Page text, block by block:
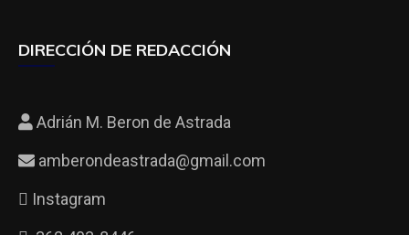
DIRECCIÓN DE REDACCIÓN
Adrián M. Beron de Astrada
amberondeastrada@gmail.com
Instagram